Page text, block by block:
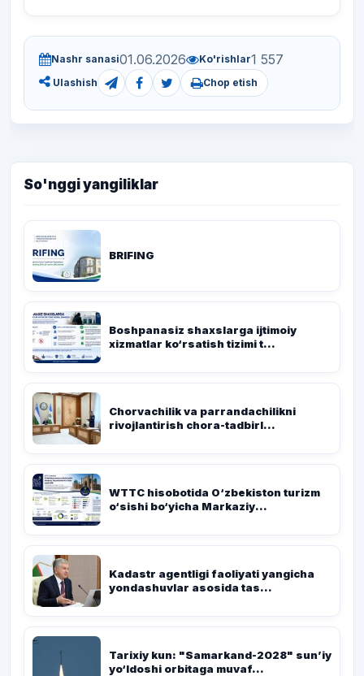
Nashr sanasi01.06.2026 Ko'rishlar1 557
Ulashish Chop etish
So'nggi yangiliklar
BRIFING
Boshpanasiz shaxslarga ijtimoiy
xizmatlar ko‘rsatish tizimi t...
Chorvachilik va parrandachilikni
rivojlantirish chora-tadbirl...
WTTC hisobotida O‘zbekiston turizm
o‘sishi bo‘yicha Markaziy...
Kadastr agentligi faoliyati yangicha
yondashuvlar asosida tas...
Tarixiy kun: "Samarkand-2028" sun’iy
yo‘ldoshi orbitaga muvaf...